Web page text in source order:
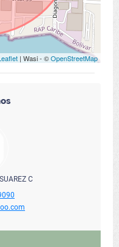
| Wasi - ©OpenStreetMap
C